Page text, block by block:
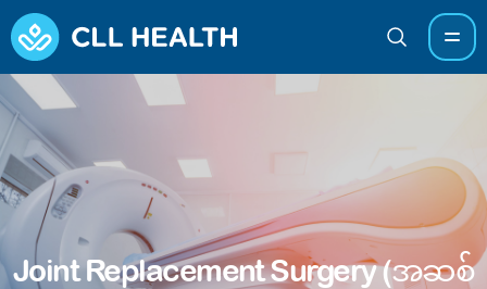
Joint Replacement Surgery (အဆစ်